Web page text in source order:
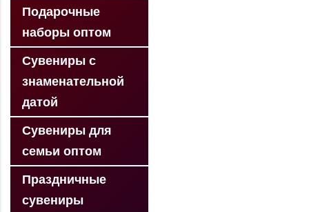
Подарочные
наборы оптом
Сувениры с
знаменательной
датой
Сувениры для
семьи оптом
Праздничные
сувениры